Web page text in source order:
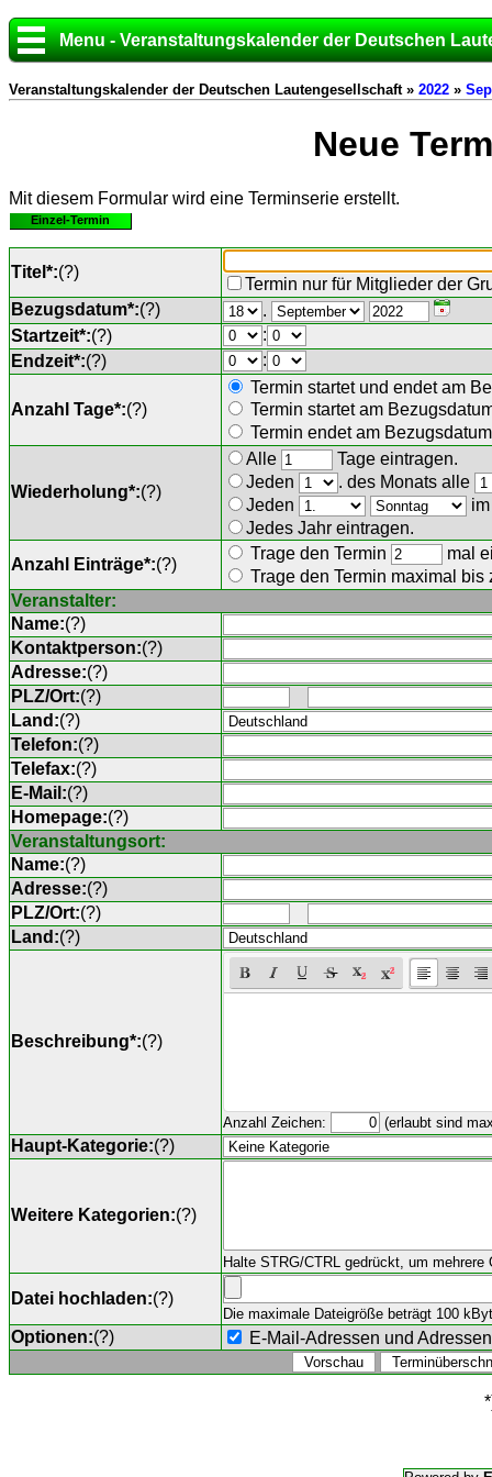
Menu - Veranstaltungskalender der Deutschen
Veranstaltungskalender der Deutschen Lautengesellschaft » 2022 »
Neue
Mit diesem Formular wird eine Terminserie erstellt.
Einzel-Termin
Titel*:(?)
Termin nur für Mitglieder der
Bezugsdatum*:(?)
.
Startzeit*:(?)
:
Endzeit*:(?) :
Anzahl Tage*:(?)
Termin startet und endet am
Termin startet am
Termin endet am
Wiederholung*:(?)
Alle
Tage eintragen.
Jeden
. des Monats alle
Jeden
Jedes Jahr eintragen.
Anzahl Einträge*:(?)
Trage den Termin
mal
Trage den Termin maximal bis
Veranstalter:
Name:(?)
Kontaktperson:(?)
Adresse:(?)
PLZ/Ort:(?)
Land:(?)
Telefon:(?)
Telefax:(?)
E-Mail:(?)
Homepage:(?)
Veranstaltungsort:
Name:(?)
Adresse:(?)
PLZ/Ort:(?)
Land:(?)
Beschreibung*:(?)
Anzahl Zeichen: (erlaubt sind
Haupt-Kategorie:(?)
Weitere Kategorien:(?)
Halte STRG/CTRL gedrückt, um mehrere
Datei hochladen:(?)
Die maximale Dateigröße beträgt 100
Optionen:(?) E-Mail-Adressen und